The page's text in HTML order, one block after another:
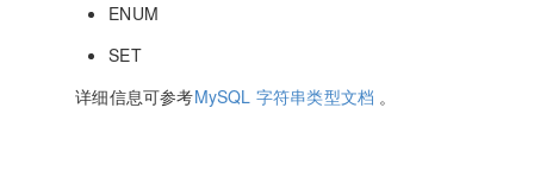
ENUM
SET
详细信息可参考MySQL 字符串类型文档 。